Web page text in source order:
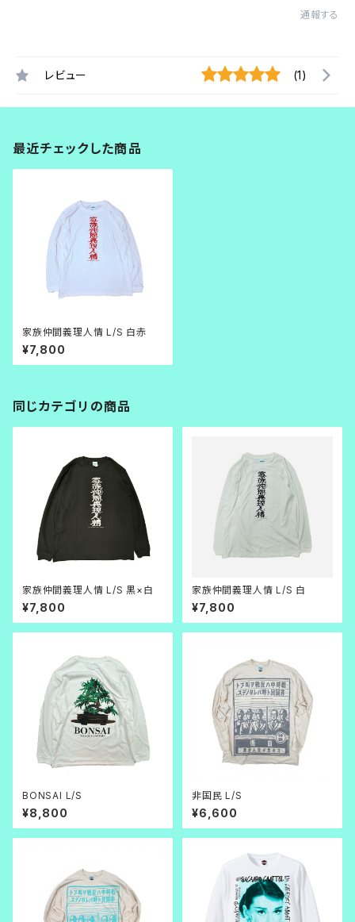
通報する
レビュー (1)
最近チェックした商品
家族仲間義理人情 L/S 白赤
¥7,800
同じカテゴリの商品
家族仲間義理人情 L/S 黒×白
¥7,800
家族仲間義理人情 L/S 白
¥7,800
BONSAI L/S
¥8,800
非国民 L/S
¥6,600